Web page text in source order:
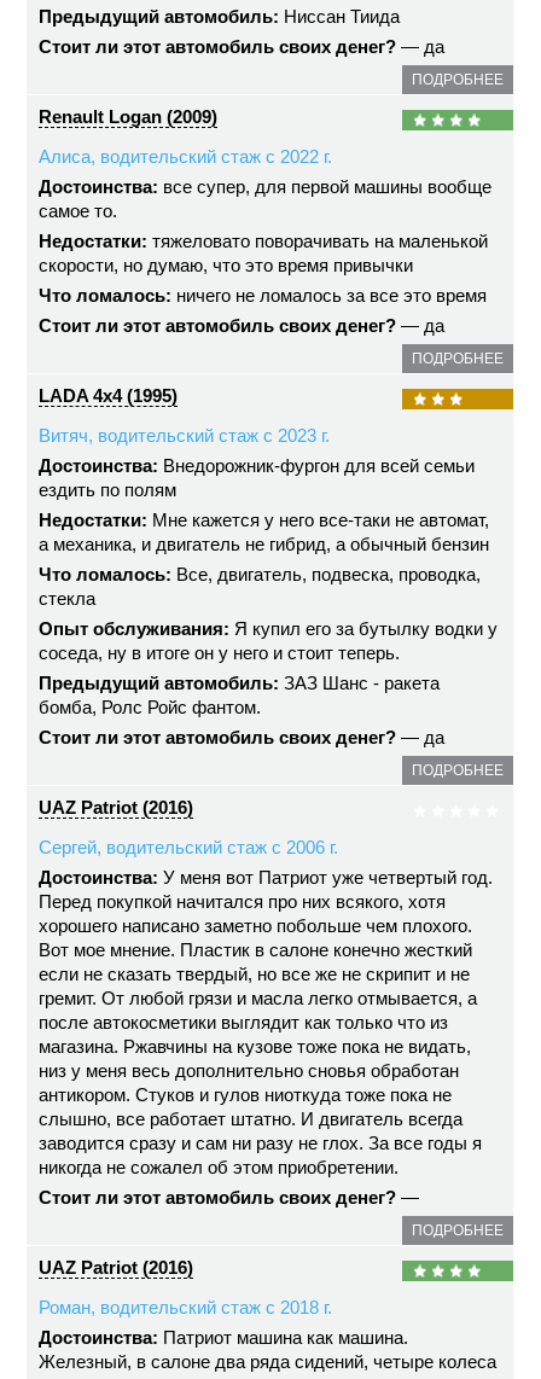
Предыдущий автомобиль: Ниссан Тиида
Стоит ли этот автомобиль своих денег? — да
ПОДРОБНЕЕ
Renault Logan (2009)
Алиса, водительский стаж с 2022 г.
Достоинства: все супер, для первой машины вообще
самое то.
Недостатки: тяжеловато поворачивать на маленькой
скорости, но думаю, что это время привычки
Что ломалось: ничего не ломалось за все это время
Стоит ли этот автомобиль своих денег? — да
ПОДРОБНЕЕ
LADA 4x4 (1995)
Витяч, водительский стаж с 2023 г.
Достоинства: Внедорожник-фургон для всей семьи
ездить по полям
Недостатки: Мне кажется у него все-таки не автомат,
а механика, и двигатель не гибрид, а обычный бензин
Что ломалось: Все, двигатель, подвеска, проводка,
стекла
Опыт обслуживания: Я купил его за бутылку водки у
соседа, ну в итоге он у него и стоит теперь.
Предыдущий автомобиль: ЗАЗ Шанс - ракета
бомба, Ролс Ройс фантом.
Стоит ли этот автомобиль своих денег? — да
ПОДРОБНЕЕ
UAZ Patriot (2016)
Сергей, водительский стаж с 2006 г.
Достоинства: У меня вот Патриот уже четвертый год.
Перед покупкой начитался про них всякого, хотя
хорошего написано заметно побольше чем плохого.
Вот мое мнение. Пластик в салоне конечно жесткий
если не сказать твердый, но все же не скрипит и не
гремит. От любой грязи и масла легко отмывается, а
после автокосметики выглядит как только что из
магазина. Ржавчины на кузове тоже пока не видать,
низ у меня весь дополнительно сновья обработан
антикором. Стуков и гулов ниоткуда тоже пока не
слышно, все работает штатно. И двигатель всегда
заводится сразу и сам ни разу не глох. За все годы я
никогда не сожалел об этом приобретении.
Стоит ли этот автомобиль своих денег? —
ПОДРОБНЕЕ
UAZ Patriot (2016)
Роман, водительский стаж с 2018 г.
Достоинства: Патриот машина как машина.
Железный, в салоне два ряда сидений, четыре колеса